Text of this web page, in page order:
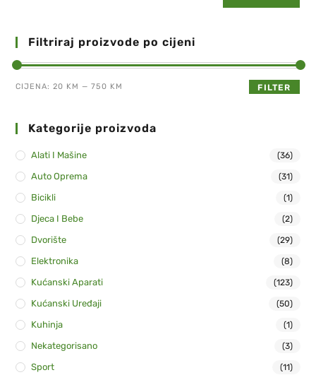
Filtriraj proizvode po cijeni
FILTER
CIJENA:20 KM —750 KM
Kategorije proizvoda
Alati I Mašine (36)
Auto Oprema (31)
Bicikli (1)
Djeca I Bebe (2)
Dvorište (29)
Elektronika (8)
Kućanski Aparati (123)
Kućanski Uređaji (50)
Kuhinja (1)
Nekategorisano (3)
Sport (11)